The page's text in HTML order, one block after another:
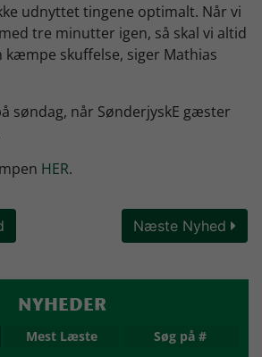
udnyttet tingene optimalt. Når vi
tre minutter igen, så skal vi altid
kæmpe skuffelse, siger Mathias
søndag, når SønderjyskE gæster
HER.
Næste Nyhed
NYHEDER
Mest Læste Søg på #